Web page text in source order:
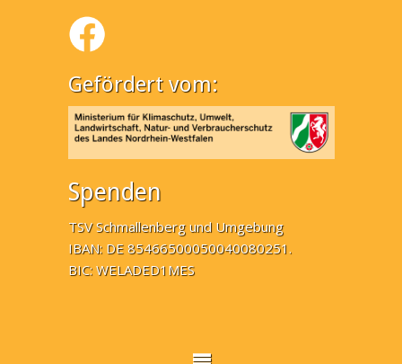
Gefördert vom:
Spenden
TSV Schmallenberg und Umgebung
IBAN: DE 85466500050040080251.
BIC: WELADED1MES